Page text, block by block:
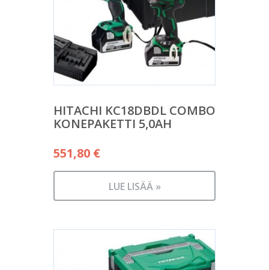
HITACHI KC18DBDL COMBO
KONEPAKETTI 5,0AH
551,80 €
LUE LISÄÄ »